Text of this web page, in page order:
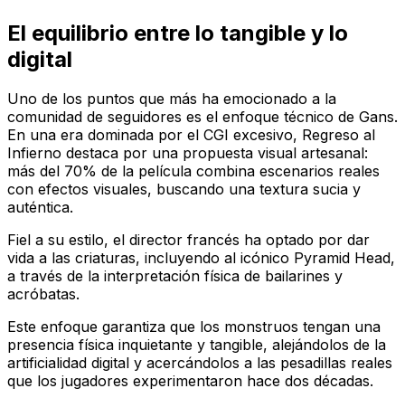
El equilibrio entre lo tangible y lo
digital
Uno de los puntos que más ha emocionado a la
comunidad de seguidores es el enfoque técnico de Gans.
En una era dominada por el CGI excesivo, Regreso al
Infierno destaca por una propuesta visual artesanal:
más del 70% de la película combina escenarios reales
con efectos visuales, buscando una textura sucia y
auténtica.
Fiel a su estilo, el director francés ha optado por dar
vida a las criaturas, incluyendo al icónico Pyramid Head,
a través de la interpretación física de bailarines y
acróbatas.
Este enfoque garantiza que los monstruos tengan una
presencia física inquietante y tangible, alejándolos de la
artificialidad digital y acercándolos a las pesadillas reales
que los jugadores experimentaron hace dos décadas.